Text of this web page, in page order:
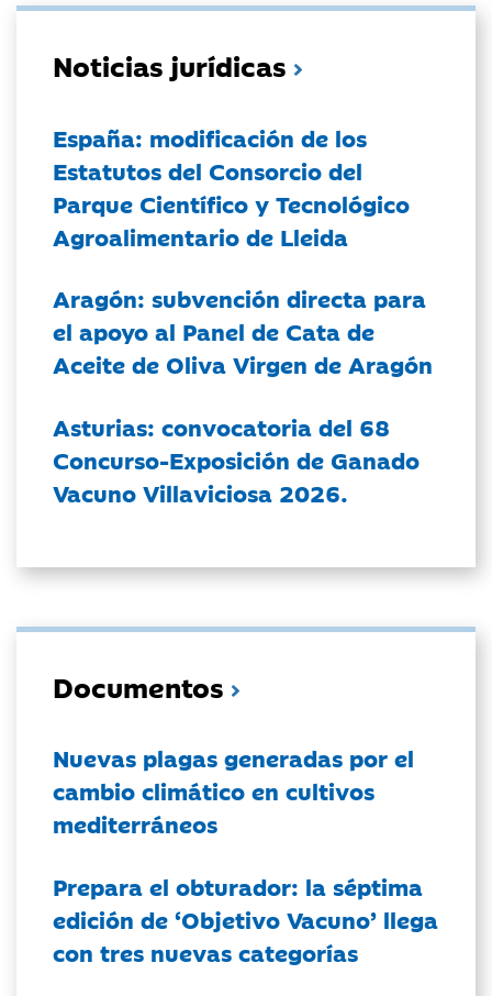
Noticias jurídicas
España: modificación de los
Estatutos del Consorcio del
Parque Científico y Tecnológico
Agroalimentario de Lleida
Aragón: subvención directa para
el apoyo al Panel de Cata de
Aceite de Oliva Virgen de Aragón
Asturias: convocatoria del 68
Concurso-Exposición de Ganado
Vacuno Villaviciosa 2026.
Documentos
Nuevas plagas generadas por el
cambio climático en cultivos
mediterráneos
Prepara el obturador: la séptima
edición de ‘Objetivo Vacuno’ llega
con tres nuevas categorías